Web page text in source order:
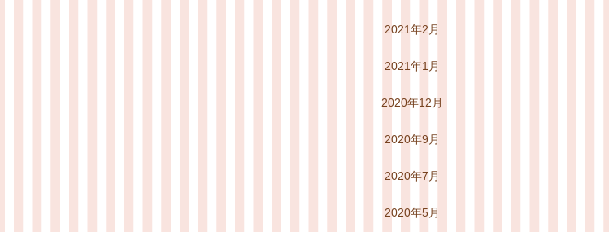
2021年2月
2021年1月
2020年12月
2020年9月
2020年7月
2020年5月